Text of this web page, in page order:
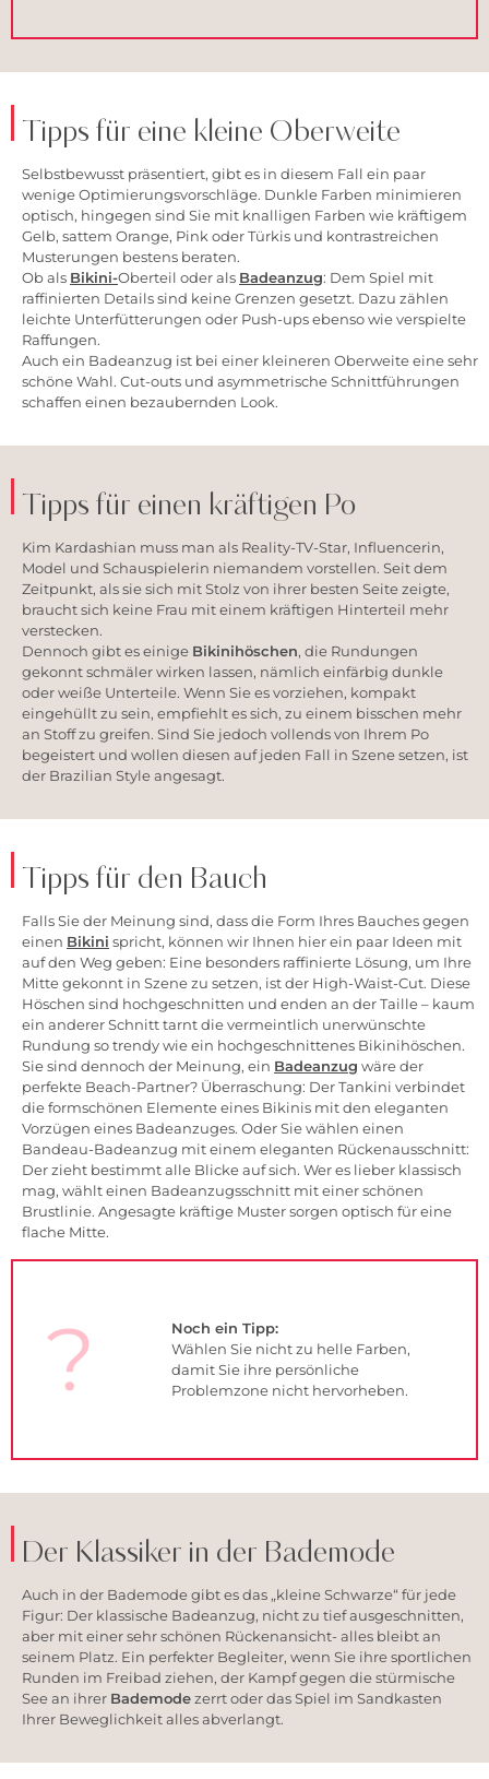
Tipps für eine kleine Oberweite
Selbstbewusst präsentiert, gibt es in diesem Fall ein paar
wenige Optimierungsvorschläge. Dunkle Farben minimieren
optisch, hingegen sind Sie mit knalligen Farben wie kräftigem
Gelb, sattem Orange, Pink oder Türkis und kontrastreichen
Musterungen bestens beraten.
Ob als Bikini-Oberteil oder als Badeanzug: Dem Spiel mit
raffinierten Details sind keine Grenzen gesetzt. Dazu zählen
leichte Unterfütterungen oder Push-ups ebenso wie verspielte
Raffungen.
Auch ein Badeanzug ist bei einer kleineren Oberweite eine sehr
schöne Wahl. Cut-outs und asymmetrische Schnittführungen
schaffen einen bezaubernden Look.
Tipps für einen kräftigen Po
Kim Kardashian muss man als Reality-TV-Star, Influencerin,
Model und Schauspielerin niemandem vorstellen. Seit dem
Zeitpunkt, als sie sich mit Stolz von ihrer besten Seite zeigte,
braucht sich keine Frau mit einem kräftigen Hinterteil mehr
verstecken.
Dennoch gibt es einige Bikinihöschen, die Rundungen
gekonnt schmäler wirken lassen, nämlich einfärbig dunkle
oder weiße Unterteile. Wenn Sie es vorziehen, kompakt
eingehüllt zu sein, empfiehlt es sich, zu einem bisschen mehr
an Stoff zu greifen. Sind Sie jedoch vollends von Ihrem Po
begeistert und wollen diesen auf jeden Fall in Szene setzen, ist
der Brazilian Style angesagt.
Tipps für den Bauch
Falls Sie der Meinung sind, dass die Form Ihres Bauches gegen
einen Bikini spricht, können wir Ihnen hier ein paar Ideen mit
auf den Weg geben: Eine besonders raffinierte Lösung, um Ihre
Mitte gekonnt in Szene zu setzen, ist der High-Waist-Cut. Diese
Höschen sind hochgeschnitten und enden an der Taille – kaum
ein anderer Schnitt tarnt die vermeintlich unerwünschte
Rundung so trendy wie ein hochgeschnittenes Bikinihöschen.
Sie sind dennoch der Meinung, ein Badeanzug wäre der
perfekte Beach-Partner? Überraschung: Der Tankini verbindet
die formschönen Elemente eines Bikinis mit den eleganten
Vorzügen eines Badeanzuges. Oder Sie wählen einen
Bandeau-Badeanzug mit einem eleganten Rückenausschnitt:
Der zieht bestimmt alle Blicke auf sich. Wer es lieber klassisch
mag, wählt einen Badeanzugsschnitt mit einer schönen
Brustlinie. Angesagte kräftige Muster sorgen optisch für eine
flache Mitte.
?
Noch ein Tipp:
Wählen Sie nicht zu helle Farben,
damit Sie ihre persönliche
Problemzone nicht hervorheben.
Der Klassiker in der Bademode
Auch in der Bademode gibt es das „kleine Schwarze“ für jede
Figur: Der klassische Badeanzug, nicht zu tief ausgeschnitten,
aber mit einer sehr schönen Rückenansicht- alles bleibt an
seinem Platz. Ein perfekter Begleiter, wenn Sie ihre sportlichen
Runden im Freibad ziehen, der Kampf gegen die stürmische
See an ihrer Bademodezerrt oder das Spiel im Sandkasten
Ihrer Beweglichkeit alles abverlangt.